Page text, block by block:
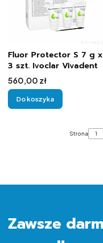
Fluor Protector S 7 g x
3 szt. Ivoclar Vivadent
Cena
560,00 zł
Do koszyka
Strona
Zawsze